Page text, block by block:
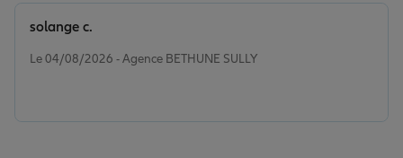
Le 04/08/2026 - Agence BETHUNE SULLY
solange c.